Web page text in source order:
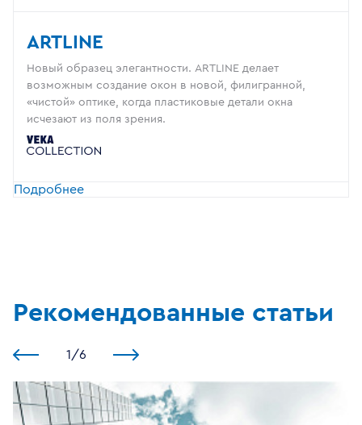
ARTLINE
Новый образец элегантности. ARTLINE делает
возможным создание окон в новой, филигранной,
«чистой» оптике, когда пластиковые детали окна
исчезают из поля зрения.
Подробнее
Рекомендованные статьи
1 /6